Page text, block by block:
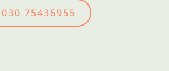
030 75436955